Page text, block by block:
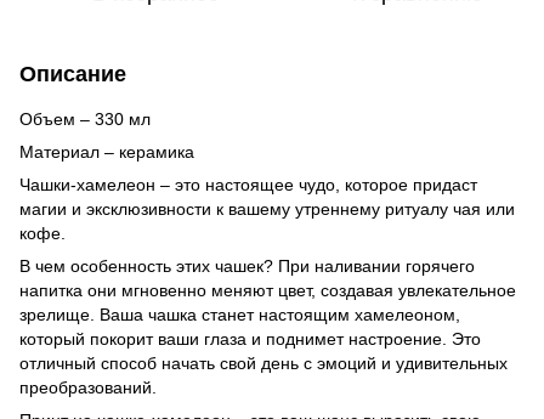
Описание
Объем – 330 мл
Материал – керамика
Чашки-хамелеон – это настоящее чудо, которое придаст
магии и эксклюзивности к вашему утреннему ритуалу чая или
кофе.
В чем особенность этих чашек? При наливании горячего
напитка они мгновенно меняют цвет, создавая увлекательное
зрелище. Ваша чашка станет настоящим хамелеоном,
который покорит ваши глаза и поднимет настроение. Это
отличный способ начать свой день с эмоций и удивительных
преобразований.